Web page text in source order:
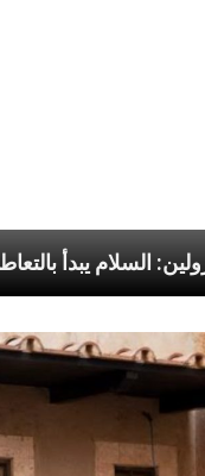
الكاردينال بارولين: